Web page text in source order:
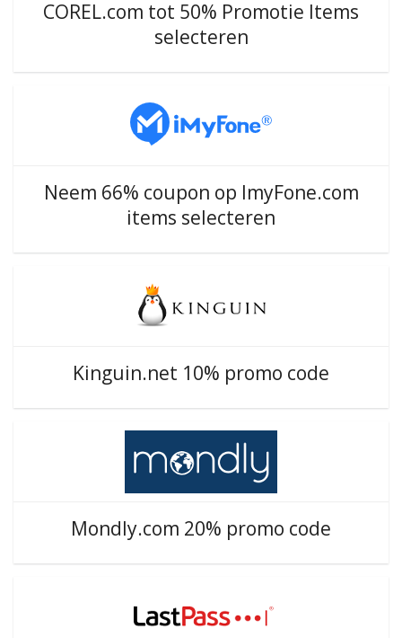
COREL.com tot 50% Promotie Items
selecteren
Neem 66% coupon op ImyFone.com
items selecteren
Kinguin.net 10% promo code
Mondly.com 20% promo code